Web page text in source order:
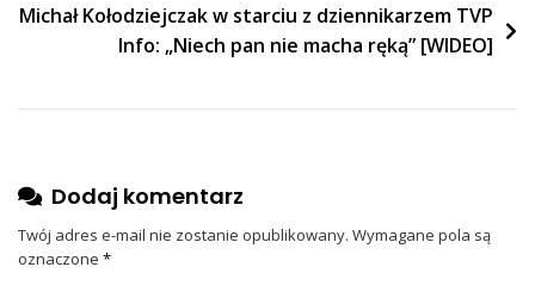
Michał Kołodziejczak w starciu z dziennikarzem TVP
Info: „Niech pan nie macha ręką” [WIDEO]
Dodaj komentarz
Twój adres e-mail nie zostanie opublikowany. Wymagane pola są
oznaczone *